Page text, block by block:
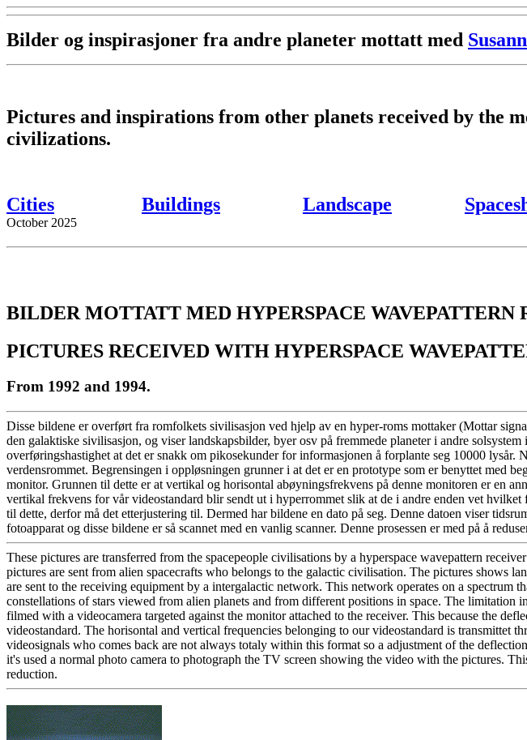
Bilder og inspirasjoner fra andre planeter mottatt med
Pictures and inspirations from other planets received by the
civilizations.
Cities Buildings Landscape
October 2025
BILDER MOTTATT MED HYPERSPACE WAVEPATTERN
PICTURES RECEIVED WITH HYPERSPACE
From 1992 and 1994.
Disse bildene er overført fra romfolkets sivilisasjon ved hjelp av en hyper-roms mottaker (Mottar
den galaktiske sivilisasjon, og viser landskapsbilder, byer osv på fremmede planeter i andre
overføringshastighet at det er snakk om pikosekunder for informasjonen å forplante seg 10000
verdensrommet. Begrensingen i oppløsningen grunner i at det er en prototype som er benyttet med
monitor. Grunnen til dette er at vertikal og horisontal abøyningsfrekvens på denne monitoren er en
vertikal frekvens for vår videostandard blir sendt ut i hyperrommet slik at de i andre enden vet
til dette, derfor må det etterjustering til. Dermed har bildene en dato på seg. Denne datoen viser
fotoapparat og disse bildene er så scannet med en vanlig scanner. Denne prosessen er med på å
These pictures are transferred from the spacepeople civilisations by a hyperspace wavepattern
pictures are sent from alien spacecrafts who belongs to the galactic civilisation. The pictures shows
are sent to the receiving equipment by a intergalactic network. This network operates on a
constellations of stars viewed from alien planets and from different positions in space. The limitation
filmed with a videocamera targeted against the monitor attached to the receiver. This because the
videostandard. The horisontal and vertical frequencies belonging to our videostandard is transmittet
videosignals who comes back are not always totaly within this format so a adjustment of the
it's used a normal photo camera to photograph the TV screen showing the video with the pictures.
reduction.